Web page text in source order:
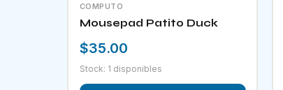
COMPUTO
Mousepad Patito Duck
$35.00
Stock: 1 disponibles